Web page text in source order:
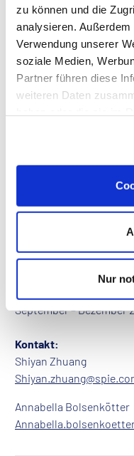
zu können und die
analysieren.
Verwendung unserer
soziale Medien,
Partner führen diese
weiteren Daten
Verarbeitung Ihrer
Informationen zu
Datenschutzhinweisen
Nur
September – Dezember
Kontakt:
Shiyan Zhuang
Annabella Bolsenkötter